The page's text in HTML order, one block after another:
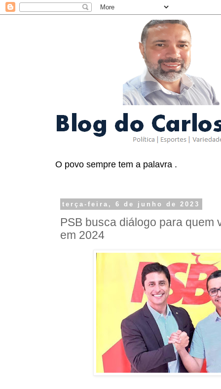
O povo sempre tem a palavra .
terça-feira, 6 de junho de 2023
PSB busca diálogo para quem
em 2024